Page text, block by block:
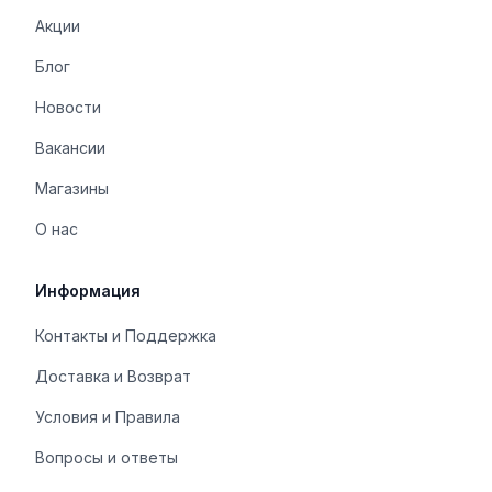
Акции
Блог
Новости
Вакансии
Магазины
О нас
Информация
Контакты и Поддержка
Доставка и Возврат
Условия и Правила
Вопросы и ответы